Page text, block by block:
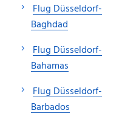
Flug Düsseldorf-
Baghdad
Flug Düsseldorf-
Bahamas
Flug Düsseldorf-
Barbados